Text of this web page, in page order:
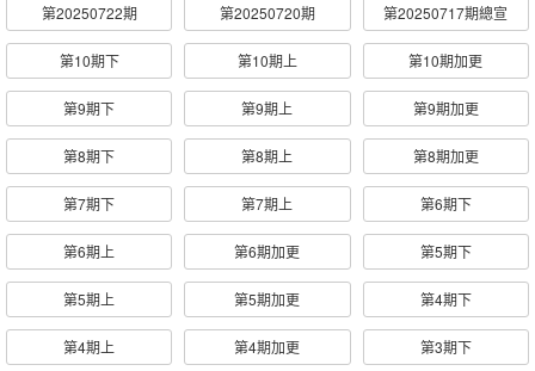
第20250722期 第20250720期 第20250717期總宣
第10期下 第10期上 第10期加更
第9期下 第9期上 第9期加更
第8期下 第8期上 第8期加更
第7期下 第7期上 第6期下
第6期上 第6期加更 第5期下
第5期上 第5期加更 第4期下
第4期上 第4期加更 第3期下